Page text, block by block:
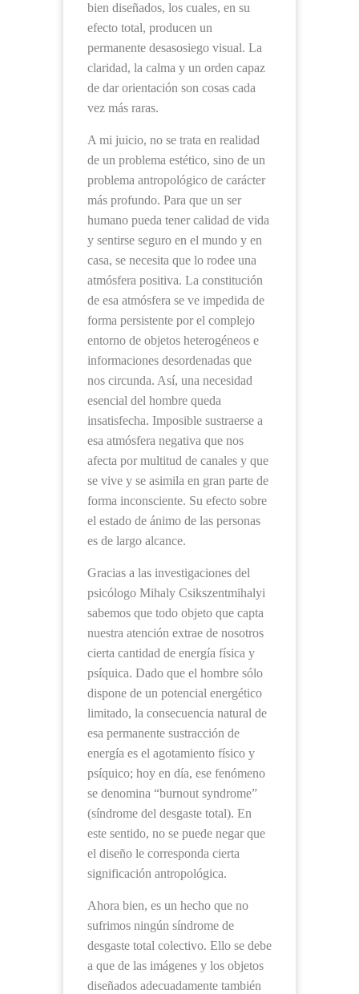
bien diseñados, los cuales, en su
efecto total, producen un
permanente desasosiego visual. La
claridad, la calma y un orden capaz
de dar orientación son cosas cada
vez más raras.
A mi juicio, no se trata en realidad
de un problema estético, sino de un
problema antropológico de carácter
más profundo. Para que un ser
humano pueda tener calidad de vida
y sentirse seguro en el mundo y en
casa, se necesita que lo rodee una
atmósfera positiva. La constitución
de esa atmósfera se ve impedida de
forma persistente por el complejo
entorno de objetos heterogéneos e
informaciones desordenadas que
nos circunda. Así, una necesidad
esencial del hombre queda
insatisfecha. Imposible sustraerse a
esa atmósfera negativa que nos
afecta por multitud de canales y que
se vive y se asimila en gran parte de
forma inconsciente. Su efecto sobre
el estado de ánimo de las personas
es de largo alcance.
Gracias a las investigaciones del
psicólogo Mihaly Csikszentmihalyi
sabemos que todo objeto que capta
nuestra atención extrae de nosotros
cierta cantidad de energía física y
psíquica. Dado que el hombre sólo
dispone de un potencial energético
limitado, la consecuencia natural de
esa permanente sustracción de
energía es el agotamiento físico y
psíquico; hoy en día, ese fenómeno
se denomina “burnout syndrome”
(síndrome del desgaste total). En
este sentido, no se puede negar que
el diseño le corresponda cierta
significación antropológica.
Ahora bien, es un hecho que no
sufrimos ningún síndrome de
desgaste total colectivo. Ello se debe
a que de las imágenes y los objetos
diseñados adecuadamente también